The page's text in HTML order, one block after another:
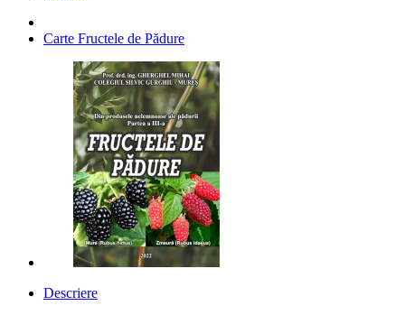
Carte Fructele de Pădure
Descriere